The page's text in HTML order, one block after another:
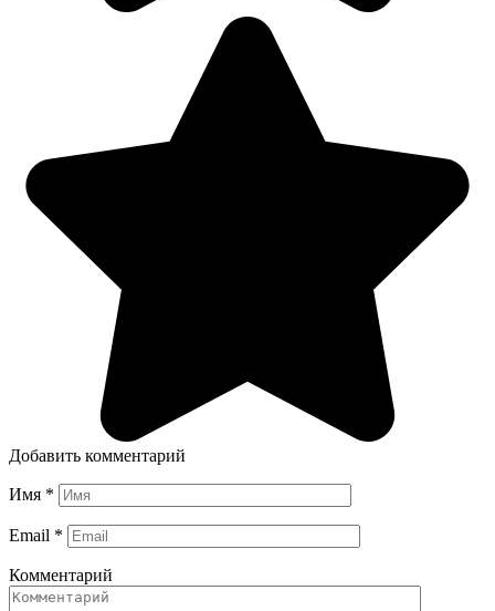
Добавить комментарий
Имя *
Email *
Комментарий